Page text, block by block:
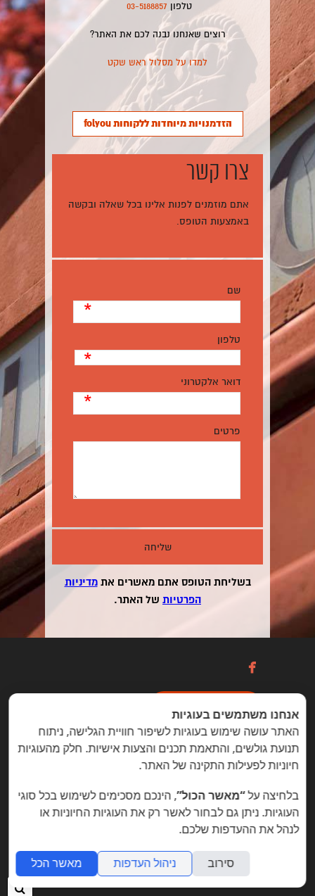
טלפון 03-5188857
רוצים שאנחנו נבנה לכם את האתר?
למדו על מסלול ראש שקט
הזדמנויות מיוחדות ללקוחות folyou
צרו קשר
אתם מוזמנים לפנות אלינו בכל שאלה ובקשה
באמצעות הטופס.
שם
*
טלפון
*
דואר אלקטרוני
*
פרטים
בשליחת הטופס אתם מאשרים אתמדיניות
הפרטיות של האתר.

הזדמנויות מיוחדות ללקוחות folyou
צרו איתנו קשר הצהרת נגישות משרות
מה חדש תמיכה תנאי שימוש
אפיליאייטס אתר דו לשוני חנות וירטואלית
אנחנו משתמשים בעוגיות
האתר עושה שימוש בעוגיות לשיפור חוויית הגלישה, ניתוח
תנועת גולשים, והתאמת תכנים והצעות אישיות. חלק מהעוגיות
חיוניות לפעילות התקינה של האתר.
בלחיצה על“מאשר הכול”, הינכם מסכימים לשימוש בכל סוגי
העוגיות. ניתן גם לבחור לאשר רק את העוגיות החיוניות או
לנהל את ההעדפות שלכם.
סירוב ניהול העדפות מאשר הכל